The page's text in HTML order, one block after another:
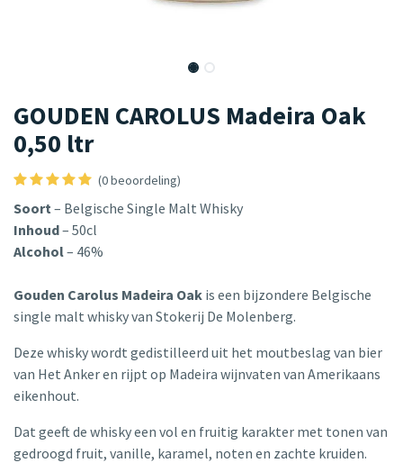
GOUDEN CAROLUS Madeira Oak
0,50 ltr
(0 beoordeling)
Soort– Belgische Single Malt Whisky
Inhoud– 50cl
Alcohol– 46%
Gouden Carolus Madeira Oak is een bijzondere Belgische
single malt whisky van Stokerij De Molenberg.
Deze whisky wordt gedistilleerd uit het moutbeslag van bier
van Het Anker en rijpt op Madeira wijnvaten van Amerikaans
eikenhout.
Dat geeft de whisky een vol en fruitig karakter met tonen van
gedroogd fruit, vanille, karamel, noten en zachte kruiden.